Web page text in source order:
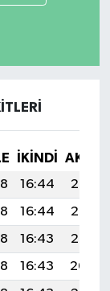
İKINDI
16:44
20:07
16:44
20:06
16:43
20:05
16:43
20:04